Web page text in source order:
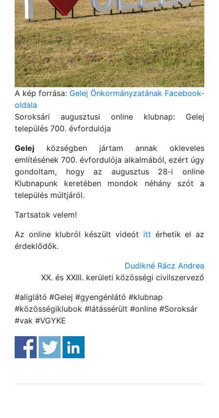
A kép forrása: Gelej Önkormányzatának Facebook-
oldala
Soroksári augusztusi online klubnap: Gelej
település 700. évfordulója
Gelej községben jártam annak okleveles
említésének 700. évfordulója alkalmából, ezért úgy
gondoltam, hogy az augusztus 28-i online
Klubnapunk keretében mondok néhány szót a
település múltjáról.
Tartsatok velem!
Az online klubról készült videót itt érhetik el az
érdeklődők.
Dudikné Rácz Andrea
XX. és XXIII. kerületi közösségi civilszervező
#aliglátó #Gelej #gyengénlátó #klubnap
#közösségiklubok #látássérült #online #Soroksár
#vak #VGYKE